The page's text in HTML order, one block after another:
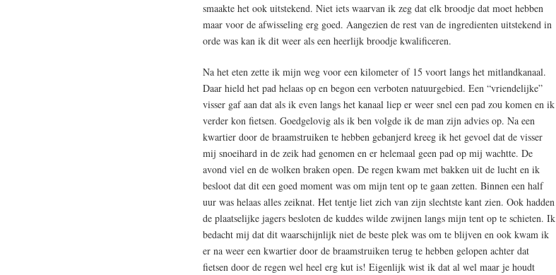
smaakte het ook uitstekend. Niet iets waarvan ik zeg dat elk broodje dat moet hebben
maar voor de afwisseling erg goed. Aangezien de rest van de ingredienten uitstekend in
orde was kan ik dit weer als een heerlijk broodje kwalificeren.
Na het eten zette ik mijn weg voor een kilometer of 15 voort langs het mitlandkanaal.
Daar hield het pad helaas op en begon een verboten natuurgebied. Een “vriendelijke”
visser gaf aan dat als ik even langs het kanaal liep er weer snel een pad zou komen en ik
verder kon fietsen. Goedgelovig als ik ben volgde ik de man zijn advies op. Na een
kwartier door de braamstruiken te hebben gebanjerd kreeg ik het gevoel dat de visser
mij snoeihard in de zeik had genomen en er helemaal geen pad op mij wachtte. De
avond viel en de wolken braken open. De regen kwam met bakken uit de lucht en ik
besloot dat dit een goed moment was om mijn tent op te gaan zetten. Binnen een half
uur was helaas alles zeiknat. Het tentje liet zich van zijn slechtste kant zien. Ook hadden
de plaatselijke jagers besloten de kuddes wilde zwijnen langs mijn tent op te schieten. Ik
bedacht mij dat dit waarschijnlijk niet de beste plek was om te blijven en ook kwam ik
er na weer een kwartier door de braamstruiken terug te hebben gelopen achter dat
fietsen door de regen wel heel erg kut is! Eigenlijk wist ik dat al wel maar je houdt